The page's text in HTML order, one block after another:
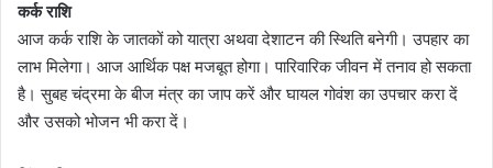
कर्क राशि
आज कर्क राशि के जातकों को यात्रा अथवा देशाटन की स्थिति बनेगी। उपहार का
लाभ मिलेगा। आज आर्थिक पक्ष मजबूत होगा। पारिवारिक जीवन में तनाव हो सकता
है। सुबह चंद्रमा के बीज मंत्र का जाप करें और घायल गोवंश का उपचार करा दें
और उसको भोजन भी करा दें।